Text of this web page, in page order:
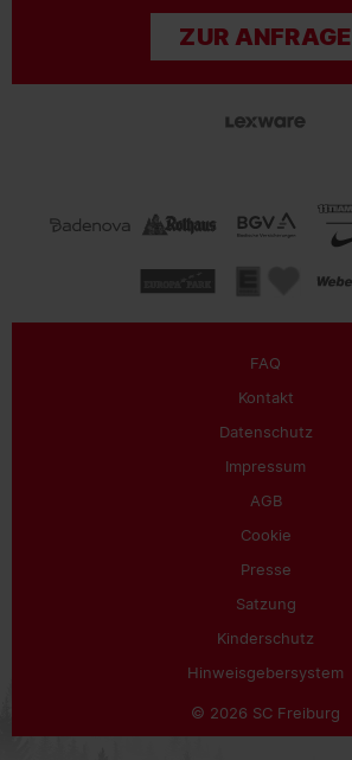
ZUR ANFRAGE
FAQ
Kontakt
Datenschutz
Impressum
AGB
Cookie
Presse
Satzung
Kinderschutz
Hinweisgebersystem
© 2026 SC Freiburg